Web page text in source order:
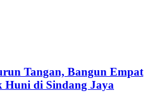
Tangan, Bangun Empat
di Sindang Jaya